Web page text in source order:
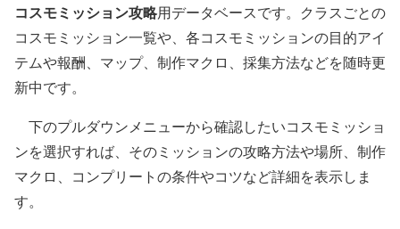
コスモミッション攻略用データベースです。クラスごとの
コスモミッション一覧や、各コスモミッションの目的アイ
テムや報酬、マップ、制作マクロ、採集方法などを随時更
新中です。
下のプルダウンメニューから確認したいコスモミッショ
ンを選択すれば、そのミッションの攻略方法や場所、制作
マクロ、コンプリートの条件やコツなど詳細を表示しま
す。